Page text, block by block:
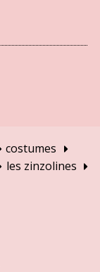
costumes
les zinzolines